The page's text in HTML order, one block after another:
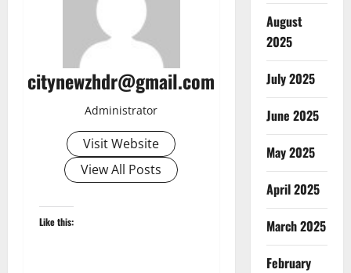
citynewzhdr@gmail.com
Administrator
Visit Website
View All Posts
Like this:
August
2025
July 2025
June 2025
May 2025
April 2025
March 2025
February